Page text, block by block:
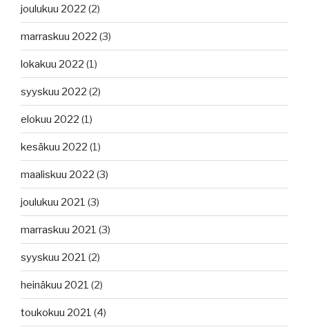
joulukuu 2022 (2)
marraskuu 2022 (3)
lokakuu 2022 (1)
syyskuu 2022 (2)
elokuu 2022 (1)
kesäkuu 2022 (1)
maaliskuu 2022 (3)
joulukuu 2021 (3)
marraskuu 2021 (3)
syyskuu 2021 (2)
heinäkuu 2021 (2)
toukokuu 2021 (4)